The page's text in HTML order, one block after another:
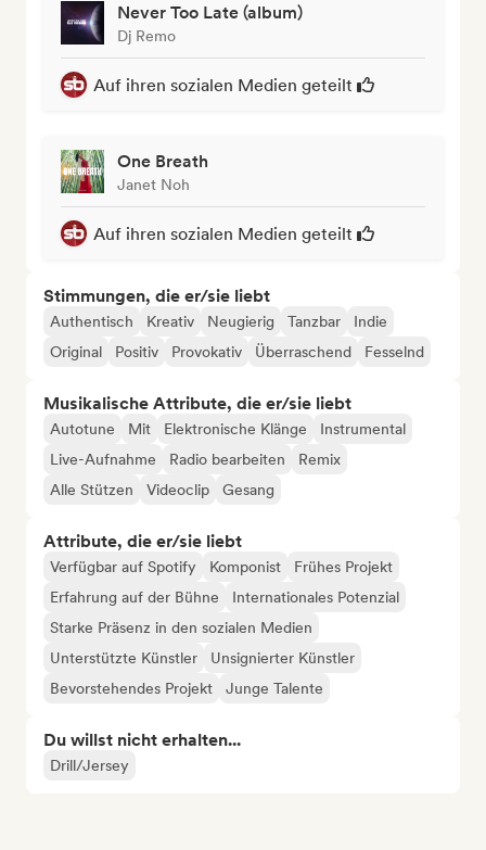
Never Too Late (album)
Dj Remo
Auf ihren sozialen Medien geteilt
One Breath
Janet Noh
Auf ihren sozialen Medien geteilt
Stimmungen, die er/sie liebt
Authentisch Kreativ Neugierig Tanzbar
Indie
Original
Positiv Provokativ Überraschend Fesselnd
Musikalische Attribute, die er/sie liebt
Autotune Mit Elektronische Klänge
Instrumental
Live-Aufnahme
Radio bearbeiten
Remix
Alle Stützen
Videoclip Gesang
Attribute, die er/sie liebt
Verfügbar auf Spotify Komponist
Frühes Projekt
Erfahrung auf der Bühne
Internationales Potenzial
Starke Präsenz in den sozialen Medien
Unterstützte Künstler
Unsignierter Künstler
Bevorstehendes Projekt
Junge Talente
Du willst nicht erhalten...
Drill/Jersey